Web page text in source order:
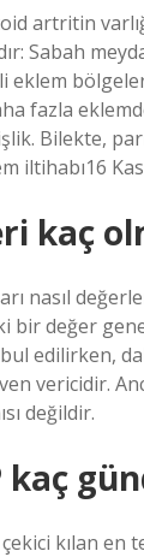
artritin
Sabah
eklem
fazla
Bilekte,
iltihabı16
kaç
nasıl
bir değer
edilirken,
vericidir.
değildir.
kaç
kılan en